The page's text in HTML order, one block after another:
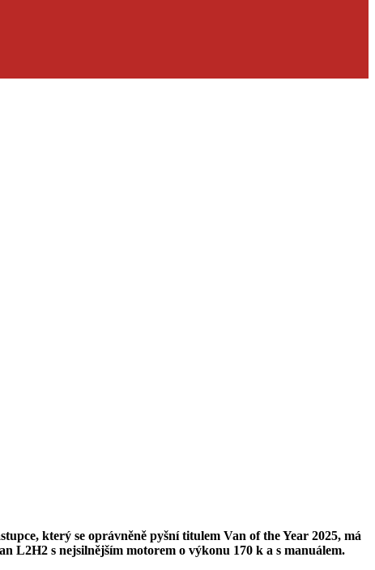
který se oprávněně pyšní titulem Van of the Year 2025, má
L2H2 s nejsilnějším motorem o výkonu 170 k a s manuálem.